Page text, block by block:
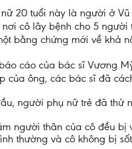
nữ 20 tuổi này là người ở
cô lây bệnh cho 5 người
bằng chứng mới về khả
cáo của bác sĩ Vương
của ông, các bác sĩ đã
người phụ nữ trẻ đã thử
người thân của cô đều bị
thường và cô không bị